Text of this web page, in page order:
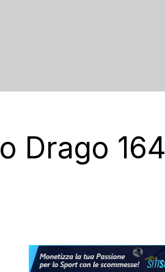
Drago 164